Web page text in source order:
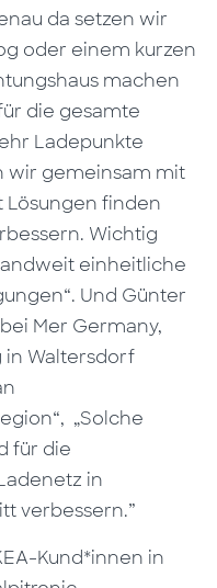
da setzen wir
oder einem kurzen
machen
die gesamte
Ladepunkte
wir gemeinsam mit
Lösungen finden
Wichtig
einheitliche
Und Günter
Mer Germany,
in Waltersdorf
„Solche
für die
in
verbessern.”
Kund*innen in